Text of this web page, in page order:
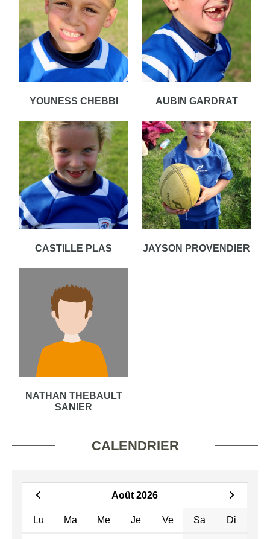
YOUNESS CHEBBI AUBIN GARDRAT
CASTILLE PLAS JAYSON PROVENDIER
NATHAN THEBAULT
SANIER
CALENDRIER
Août 2026
Lu Ma Me Je Ve Sa Di